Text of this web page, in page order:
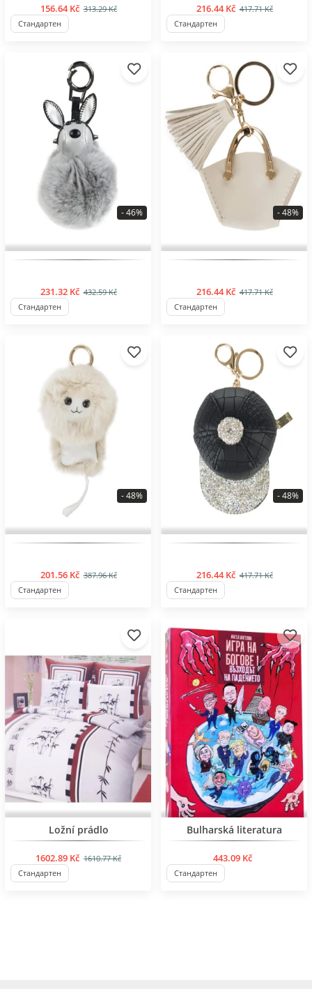
156.64 Kč 313.29 Kč
Стандартен
216.44 Kč 417.71 Kč
Стандартен
BESTSELLER
231.32 Kč 432.59 Kč
- 46%
Стандартен
BESTSELLER
216.44 Kč 417.71 Kč
- 48%
Стандартен
BESTSELLER
201.56 Kč 387.96 Kč
- 48%
Стандартен
BESTSELLER
216.44 Kč 417.71 Kč
- 48%
Стандартен
BESTSELLER
Ložní prádlo
1602.89 Kč 1610.77 Kč
Стандартен
BESTSELLER
Bulharská literatura
443.09 Kč
Стандартен